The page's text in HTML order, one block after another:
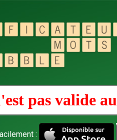
pas valide au
: